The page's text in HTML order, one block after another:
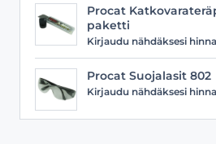
Procat
paketti
Kirjaudu nähdäksesi
Procat Suojalasit 802
Kirjaudu nähdäksesi